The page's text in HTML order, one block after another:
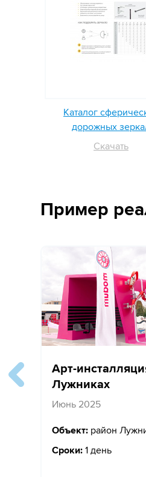
Каталог
дорожных
Скачать
Пример
Арт-
Лужниках
Июнь 2025
Объект: район
Сроки: 1 день